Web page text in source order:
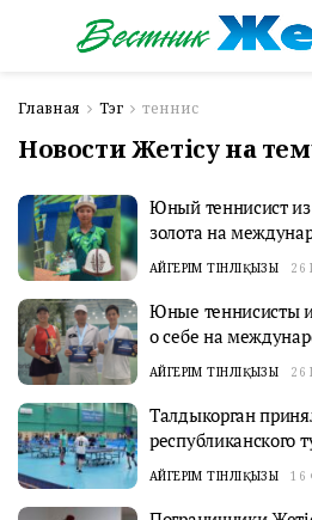
Главная Тэг теннис
Новости Жетісу на
Юный теннисист из
золота на
АЙГЕРІМ ТІНӘЛІҚЫЗЫ 26
Юные теннисисты
о себе на
АЙГЕРІМ ТІНӘЛІҚЫЗЫ 26
Талдыкорган
республиканского
АЙГЕРІМ ТІНӘЛІҚЫЗЫ 16